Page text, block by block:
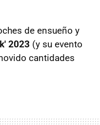
de ensueño y
2023 (y su evento
cantidades